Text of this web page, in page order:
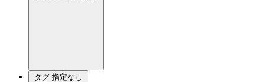
タグ 指定なし